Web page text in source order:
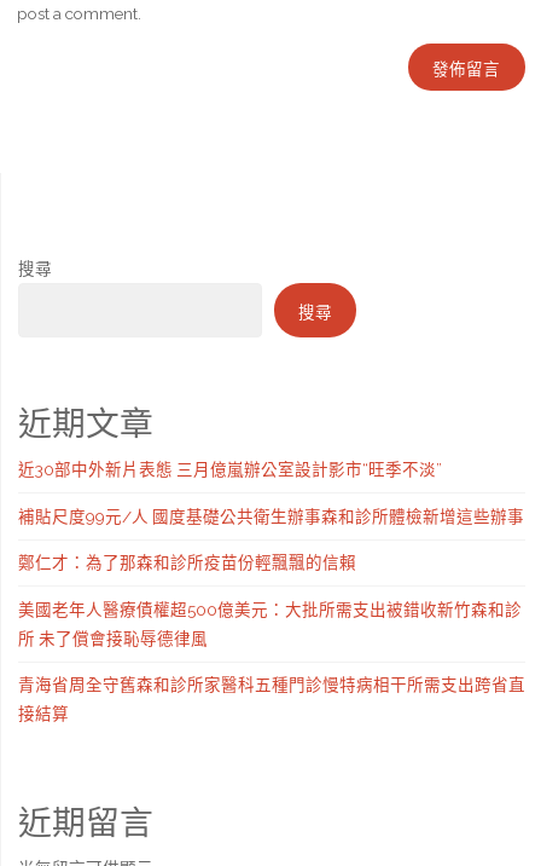
post a comment.
搜尋
搜尋
近期文章
近30部中外新片表態 三月億嵐辦公室設計影市“旺季不淡”
補貼尺度99元/人 國度基礎公共衛生辦事森和診所體檢新增這些辦事
鄭仁才：為了那森和診所疫苗份輕飄飄的信賴
美國老年人醫療債權超500億美元：大批所需支出被錯收新竹森和診
所 未了償會接恥辱德律風
青海省周全守舊森和診所家醫科五種門診慢特病相干所需支出跨省直
接結算
近期留言